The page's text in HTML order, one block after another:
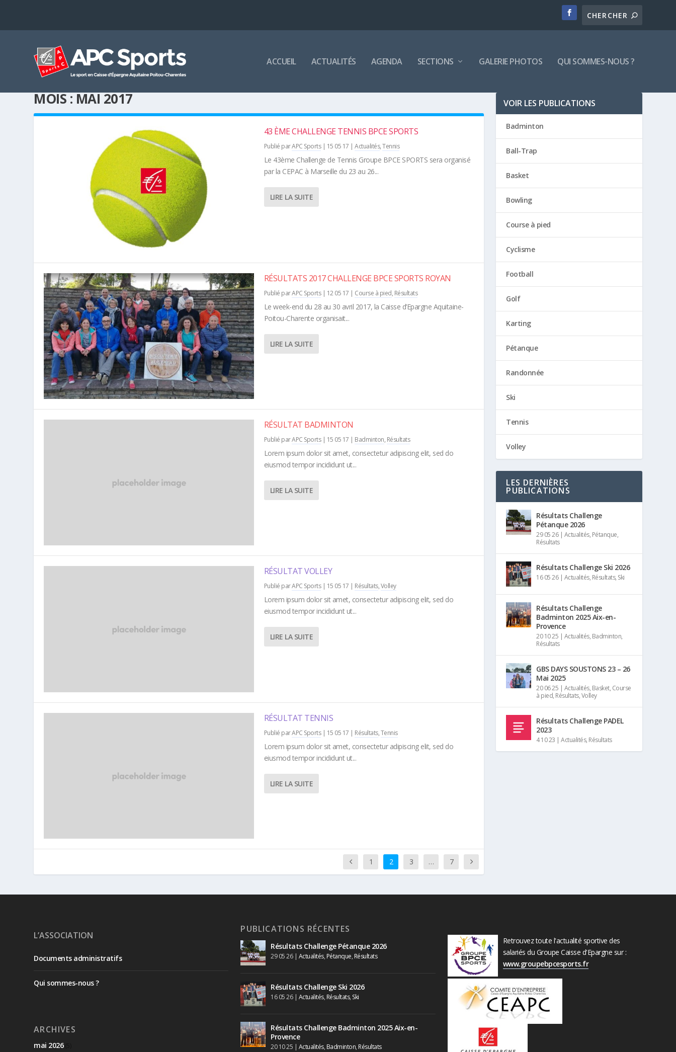
ACCUEIL ACTUALITÉS AGENDA SECTIONS GALERIE PHOTOS QUI SOMMES-NOUS ?
MOIS :MAI 2017
43 ÈME CHALLENGE TENNIS BPCE SPORTS
Publié parAPC Sports| 15 05 17 |Actualités,Tennis
Le 43ème Challenge de Tennis Groupe BPCE SPORTS sera organisé
par la CEPAC à Marseille du 23 au 26...
LIRE LA SUITE
RÉSULTATS 2017 CHALLENGE BPCE SPORTS ROYAN
Publié parAPC Sports| 12 05 17 | Course à pied, Résultats
Le week-end du 28 au 30 avril 2017, la Caisse d’Epargne Aquitaine-
Poitou-Charente organisait...
LIRE LA SUITE
RÉSULTAT BADMINTON
Publié parAPC Sports| 15 05 17 | Badminton, Résultats
Lorem ipsum dolor sit amet, consectetur adipiscing elit, sed do
eiusmod tempor incididunt ut...
LIRE LA SUITE
RÉSULTAT VOLLEY
Publié parAPC Sports| 15 05 17 | Résultats,Volley
Lorem ipsum dolor sit amet, consectetur adipiscing elit, sed do
eiusmod tempor incididunt ut...
LIRE LA SUITE
RÉSULTAT TENNIS
Publié parAPC Sports| 15 05 17 | Résultats,Tennis
Lorem ipsum dolor sit amet, consectetur adipiscing elit, sed do
eiusmod tempor incididunt ut...
LIRE LA SUITE
1 2 3 … 7
VOIR LES PUBLICATIONS
Badminton
Ball-Trap
Basket
Bowling
Course à pied
Cyclisme
Football
Golf
Karting
Pétanque
Randonnée
Ski
Tennis
Volley
LES DERNIÈRES
PUBLICATIONS
Résultats Challenge
Pétanque 2026
29 05 26| Actualités, Pétanque,
Résultats
Résultats Challenge Ski 2026
16 05 26| Actualités, Résultats, Ski
Résultats Challenge
Badminton 2025 Aix-en-
Provence
20 10 25 | Actualités, Badminton,
Résultats
GBS DAYS SOUSTONS 23 – 26
Mai 2025
20 06 25 | Actualités, Basket, Course
à pied, Résultats,Volley
Résultats Challenge PADEL
2023
4 10 23 |Actualités, Résultats
L’ASSOCIATION
Documents administratifs
Qui sommes-nous ?
ARCHIVES
mai 2026(5)
PUBLICATIONS RÉCENTES
Résultats Challenge Pétanque 2026
29 05 26| Actualités, Pétanque, Résultats
Résultats Challenge Ski 2026
16 05 26| Actualités, Résultats, Ski
Résultats Challenge Badminton 2025 Aix-en-
Provence
20 10 25 | Actualités, Badminton, Résultats
Retrouvez toute l'actualité sportive des
salariés du Groupe Caisse d'Epargne sur :
www.groupebpcesports.fr